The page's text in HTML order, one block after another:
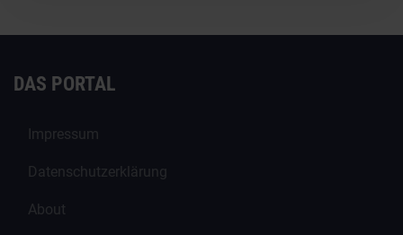
DAS PORTAL
Impressum
Datenschutzerklärung
About